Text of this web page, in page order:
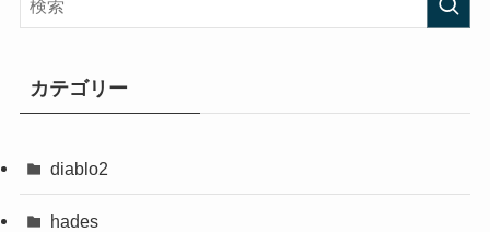
カテゴリー
diablo2
hades